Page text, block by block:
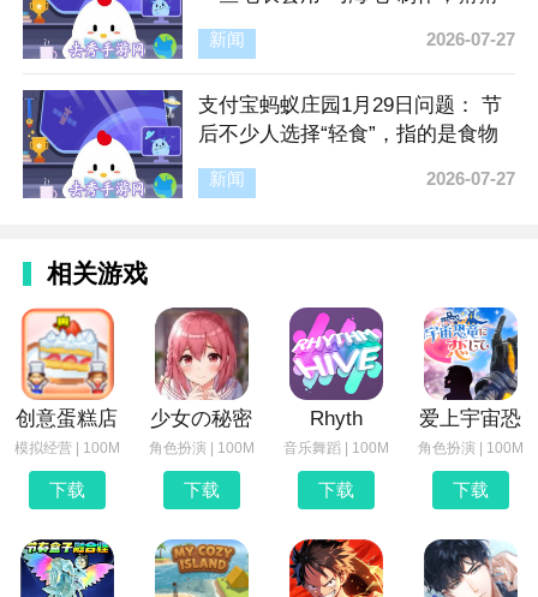
新闻 2026-07-27
支付宝蚂蚁庄园1月29日问题： 节
后不少人选择“轻食”，指的是食物
新闻 2026-07-27
相关游戏
创意蛋糕店
模拟经营 | 100M
下载
少女の秘密
角色扮演 | 100M
下载
Rhyth
音乐舞蹈 | 100M
下载
爱上宇宙恐
角色扮演 | 100M
下载